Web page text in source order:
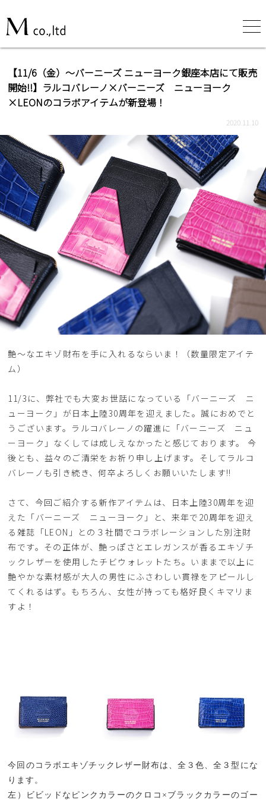
【11/6（金）～バーニーズ ニューヨーク銀座本店にて販売
開始!!】ラルコバレーノ×バーニーズ ニューヨーク
×LEONのコラボアイテムが新登場！
2020.11.10
艶〜なエキゾ財布を手に入れるならいま！（数量限定アイテ
ム）
11/3に、弊社でも大変お世話になっている「バーニーズ ニ
ューヨーク」が日本上陸30周年を迎えました。誠におめでと
うございます。ラルコバレーノの躍進に「バーニーズ ニュ
ーヨーク」なくしては成しえなかったと感じております。 今
後とも、益々のご清栄をお祈り申し上げます。そしてラルコ
バレーノも引き続き、何卒よろしくお願いいたします!!
さて、今回ご紹介する新作アイテムは、日本上陸30周年を迎
えた「バーニーズ ニューヨーク」と、来年で20周年を迎え
る雑誌「LEON」との３社間でコラボレーションした別注財
布です。その正体が、艶っぽさとエレガンスが香るエキゾチ
ックレザーを使用したチビウォレットたち。いままで以上に
艶やかな素材感が大人の男性にふさわしい貫禄をアピールし
てくれるはず。もちろん、女性が持っても格好良くキマリま
すよ！
今回のコラボエキゾチックレザー財布は、全３色、全３型にな
ります。
左）ビビッドなピンクカラーのクロコ×ブラックカラーのゴー